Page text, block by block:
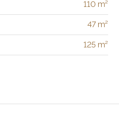
110 m²
47 m²
125 m²